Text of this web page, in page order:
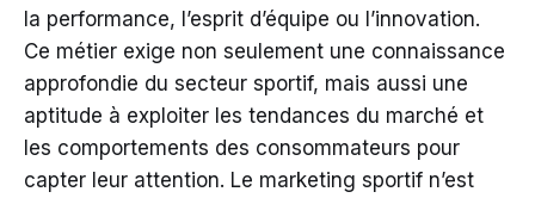
la performance, l’esprit d’équipe ou l’innovation.
Ce métier exige non seulement une connaissance
approfondie du secteur sportif, mais aussi une
aptitude à exploiter les tendances du marché et
les comportements des consommateurs pour
capter leur attention. Le marketing sportif n’est